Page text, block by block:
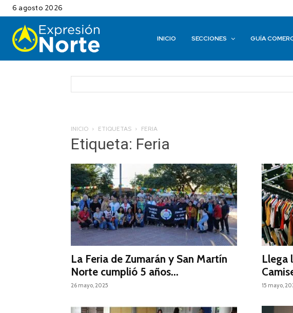
6 agosto 2026
INICIO SECCIONES GUÍA
INICIO ETIQUETAS FERIA
Etiqueta: Feria
La Feria de Zumarán y San Martín
Norte cumplió 5 años...
26 mayo, 2025
Llega
15 mayo,